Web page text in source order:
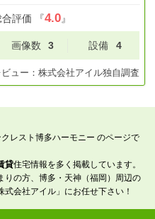
評価 『4.0』
画像数 3 設備 4
ビュー： 株式会社アイル独自調査
レスト博多ハーモニー のページで
貸住宅情報を多く掲載しています。
りの方、博多・天神（福岡）周辺の
会社アイル」にお任せ下さい！